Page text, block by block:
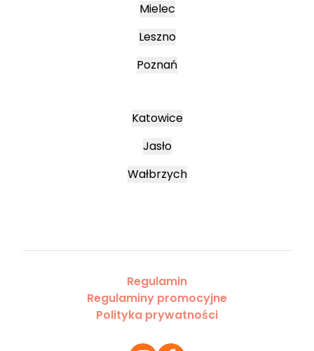
Mielec
Leszno
Poznań
Katowice
Jasło
Wałbrzych
Regulamin
Regulaminy promocyjne
Polityka prywatności